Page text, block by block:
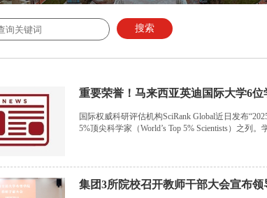
搜索
重要荣誉！马来西亚英迪国际大学6
国际权威科研评估机构SciRank Global近日发布
5%顶尖科学家（World’s Top 5% Scientists）之列
集团3所院校召开教师干部大会宣布